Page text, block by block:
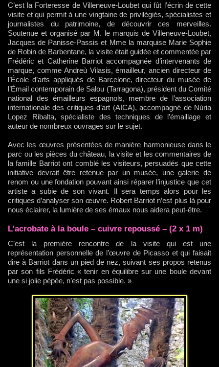
C’est la Forteresse de Villeneuve-Loubet qui fût l’écrin de cette
visite et qui permit à une vingtaine de privilégiés, spécialistes et
journalistes du patrimoine, de découvrir ces merveilles.
Soutenue et organisé par M. le marquis de Villeneuve-Loubet,
Jacques de Panisse-Passis et Mme la marquise Marie Sophie
de Robin de Barbentane, la visite était guidée et commentée par
Frédéric et Catherine Barriot accompagnée d’intervenants de
marque, comme Andreù Vilasis, émailleur, ancien directeur de
l’École d’arts appliqués de Barcelone, directeur du musée de
l’Émail contemporain de Salou (Tarragona), président du Comité
national des émailleurs espagnols, membre de l’association
internationale des critiques d’art (AICA), accompagné de Nùria
Lopez Ribalta, spécialiste des techniques de l’émaillage et
auteur de nombreux ouvrages sur le sujet.
Avec les œuvres présentées de manière harmonieuse dans le
parc ou les pièces du château, la visite et les commentaires de
la famille Barriot ont comblé les visiteurs, persuadés que cette
initiative devrait être retenue par un musée, une galerie de
renom ou une fondation pouvant ainsi réparer l’injustice que cet
artiste a subie de son vivant. Il sera temps alors pour les
critiques d’analyser son œuvre. Robert Barriot n’est plus là pour
nous éclairer, la lumière de ses émaux nous aidera peut-être.
L’acrobate à la boule – cuivre repoussé – (2 x 1 m)
C’est la première rencontre de la visite qui est une
représentation personnelle de l’œuvre de Picasso et qui faisait
dire à Barriot dans un pied de nez, suivant ses propos retenus
par son fils Frédéric « tenir en équilibre sur une boule devant
une si jolie pépée, n’est pas possible. »